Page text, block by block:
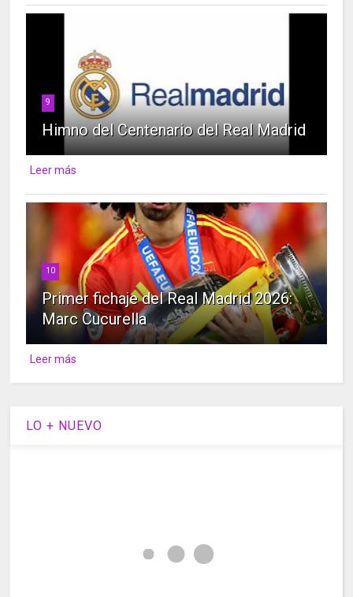
9
Himno del Centenario del Real Madrid
Leer más
10
Primer fichaje del Real Madrid 2026:
Marc Cucurella
Leer más
LO + NUEVO